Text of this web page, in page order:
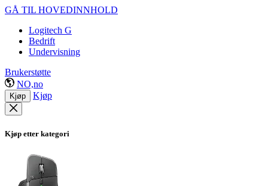
GÅ TIL HOVEDINNHOLD
Logitech G
Bedrift
Undervisning
Brukerstøtte
NO,no
Kjøp Kjøp
Kjøp etter kategori